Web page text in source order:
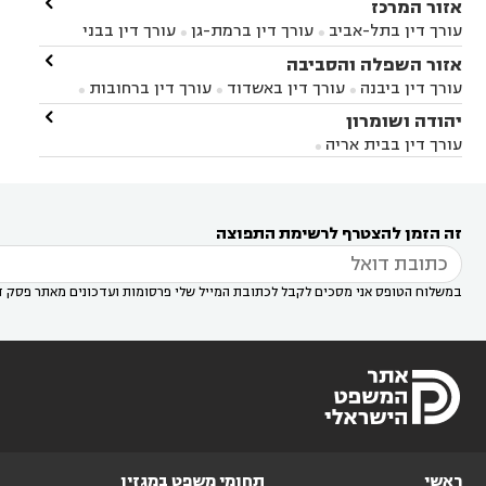
אזור המרכז
עורך דין בתל-אביב  עורך דין ברמת-גן 
עורך דין בבני
ברק עורך דין בפתח תקווה עורך דין בראשון לציון
עורך דין ברחובות עורך דין בנס ציונה
במודיעין
עורך דין בהרצליה עורך דין בחולון
עורך
דין בקרית אונו
אונו
עורך דין בבת ים
דין בשוהם 
אזור השפלה והסביבה
עורך דין ביבנה  עורך דין באשדוד  עורך דין ברחובות 
עורך דין בראשון לציון עורך דין במודיעין
עורך דין
בבאר יעקב
עורך דין בגדרה

יהודה ושומרון
עורך דין בבית אריה 

זה הזמן להצטרף לרשימת התפוצה
במשלוח הטופס אני מסכים לקבל לכתובת המייל שלי פרסומות ועדכונים מאתר פסק
ראשי תחומי משפט במגזין